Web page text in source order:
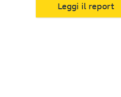
Leggi il report